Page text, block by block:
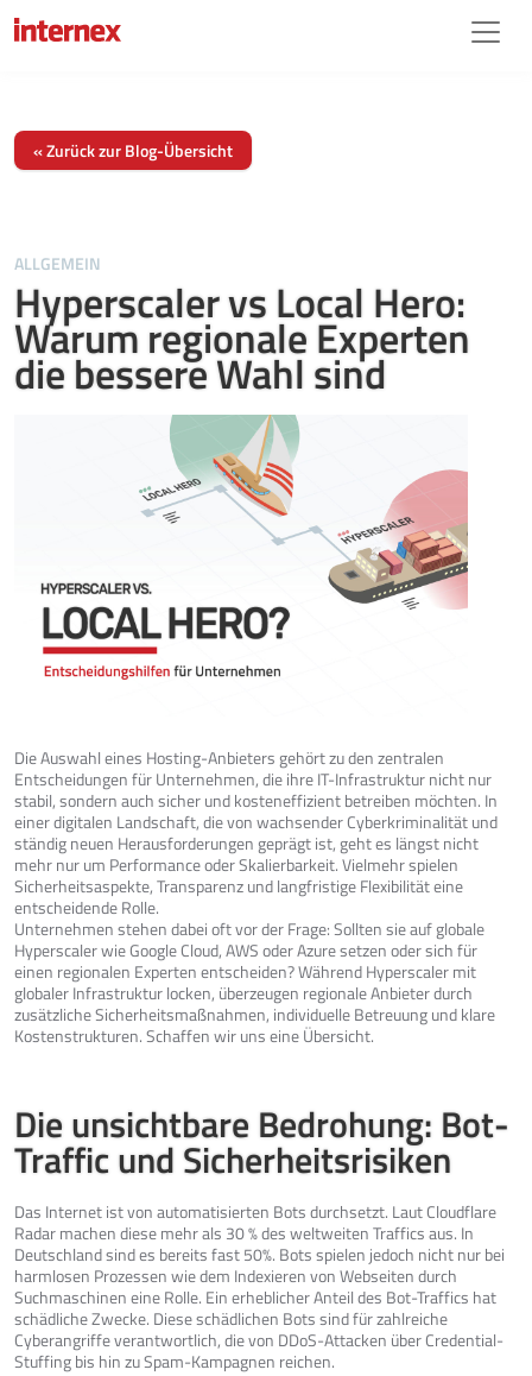
Inhalt
springen
« Zurück zur Blog-Übersicht
ALLGEMEIN
Hyperscaler vs Local Hero:
Warum regionale Experten
die bessere Wahl sind
Die Auswahl eines Hosting-Anbieters gehört zu den zentralen
Entscheidungen für Unternehmen, die ihre IT-Infrastruktur nicht nur
stabil, sondern auch sicher und kosteneffizient betreiben möchten. In
einer digitalen Landschaft, die von wachsender Cyberkriminalität und
ständig neuen Herausforderungen geprägt ist, geht es längst nicht
mehr nur um Performance oder Skalierbarkeit. Vielmehr spielen
Sicherheitsaspekte, Transparenz und langfristige Flexibilität eine
entscheidende Rolle.
Unternehmen stehen dabei oft vor der Frage: Sollten sie auf globale
Hyperscaler wie Google Cloud, AWS oder Azure setzen oder sich für
einen regionalen Experten entscheiden? Während Hyperscaler mit
globaler Infrastruktur locken, überzeugen regionale Anbieter durch
zusätzliche Sicherheitsmaßnahmen, individuelle Betreuung und klare
Kostenstrukturen. Schaffen wir uns eine Übersicht.
Die unsichtbare Bedrohung: Bot-
Traffic und Sicherheitsrisiken
Das Internet ist von automatisierten Bots durchsetzt. Laut Cloudflare
Radar machen diese mehr als 30 % des weltweiten Traffics aus. In
Deutschland sind es bereits fast 50%. Bots spielen jedoch nicht nur bei
harmlosen Prozessen wie dem Indexieren von Webseiten durch
Suchmaschinen eine Rolle. Ein erheblicher Anteil des Bot-Traffics hat
schädliche Zwecke. Diese schädlichen Bots sind für zahlreiche
Cyberangriffe verantwortlich, die von DDoS-Attacken über Credential-
Stuffing bis hin zu Spam-Kampagnen reichen.